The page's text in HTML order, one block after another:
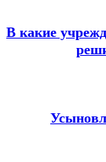
В какие